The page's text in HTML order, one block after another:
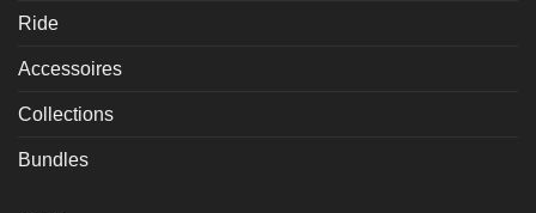
Ride
Accessoires
Collections
Bundles